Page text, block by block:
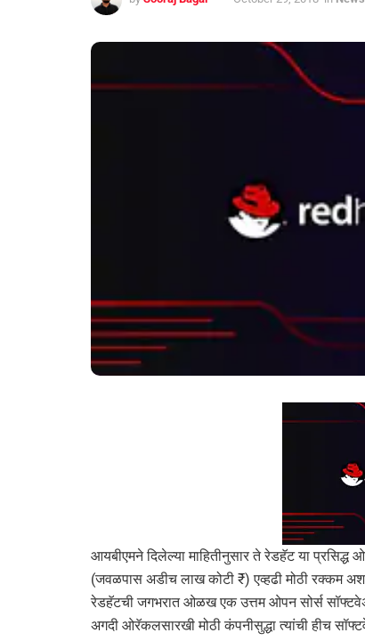
आयबीएमने दिलेल्या माहितीनुसार ते रेडहॅट या
(जवळपास अडीच लाख कोटी ₹) एव्हढी मोठी रक्कम
रेडहॅटची जगभरात ओळख एक उत्तम ओपन सोर्स
अगदी ओरॅकलसारखी मोठी कंपनीसुद्धा त्यांची हीच